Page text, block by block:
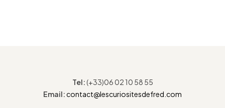
Tel:(+33)06 02 10 58 55
Email:contact@lescuriositesdefred.com